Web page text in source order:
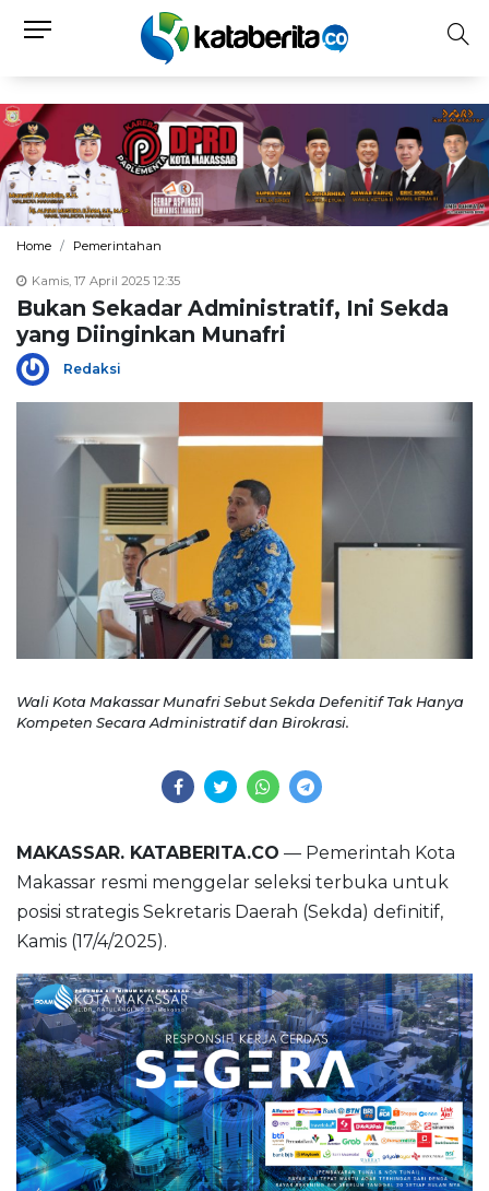
Home Pemerintahan
Kamis, 17 April 2025 12:35
Bukan Sekadar Administratif, Ini Sekda
yang Diinginkan Munafri
Redaksi
Wali Kota Makassar Munafri Sebut Sekda Defenitif Tak Hanya
Kompeten Secara Administratif dan Birokrasi.
MAKASSAR. KATABERITA.CO — Pemerintah Kota
Makassar resmi menggelar seleksi terbuka untuk
posisi strategis Sekretaris Daerah (Sekda) definitif,
Kamis (17/4/2025).